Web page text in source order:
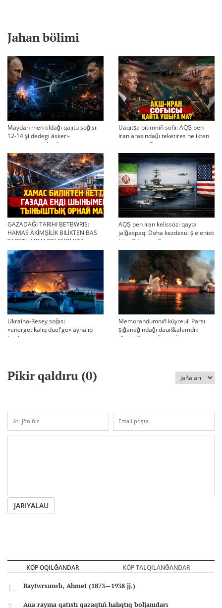
Jahan bölimi
Maydan men tıldağı qajıtu soğısı:
12-14 şildedegi äskeri-
strategiyalıq ahual
Uaqıtşa bitimniñ soñı: AQŞ pen
Iran arasındağı teketires nelikten
qayta uşıqtı?
GAZADAĞI TARIHI BETBWRIS:
HAMAS ÄKİMŞİLİK BILİKTEN BAS
TARTTI. AYMAQTI ENDİ KİM
BASQARADI?
AQŞ pen Iran kelissözi qayta
jalğaspaq: Doha kezdesui şielenisti
bäseñdete me?
Ukraina-Resey soğısı
«energetikalıq duel'ge» aynalıp
ketti
Memorandumnıñ küyreui: Parsı
şığanağındağı dauıl&älemdik
tärtiptiñ sın sağatı soğıp twr
Pikir qaldıru (0)
JARIYALAU
KÖP OQILĞANDAR KÖP TALQILANĞANDAR
Baytwrsınwlı, Ahmet (1873—1938 jj.)
Aua rayına qatıstı qazaqtıñ halıqtıq boljamdarı